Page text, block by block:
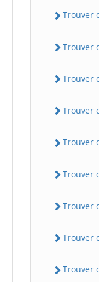
Trouver
Trouver
Trouver
Trouver
Trouver
Trouver
Trouver
Trouver
Trouver